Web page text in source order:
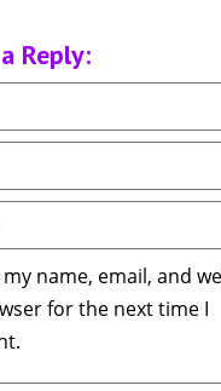
Reply:
my name, email, and
for the next time I